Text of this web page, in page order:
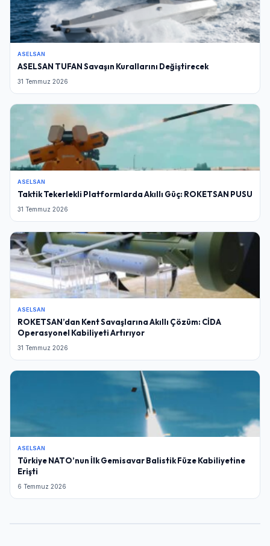
ASELSAN
ASELSAN TUFAN Savaşın Kurallarını Değiştirecek
31 Temmuz 2026
ASELSAN
Taktik Tekerlekli Platformlarda Akıllı Güç: ROKETSAN PUSU
31 Temmuz 2026
ASELSAN
ROKETSAN’dan Kent Savaşlarına Akıllı Çözüm: CİDA
Operasyonel Kabiliyeti Artırıyor
31 Temmuz 2026
ASELSAN
Türkiye NATO’nun İlk Gemisavar Balistik Füze Kabiliyetine
Erişti
6 Temmuz 2026